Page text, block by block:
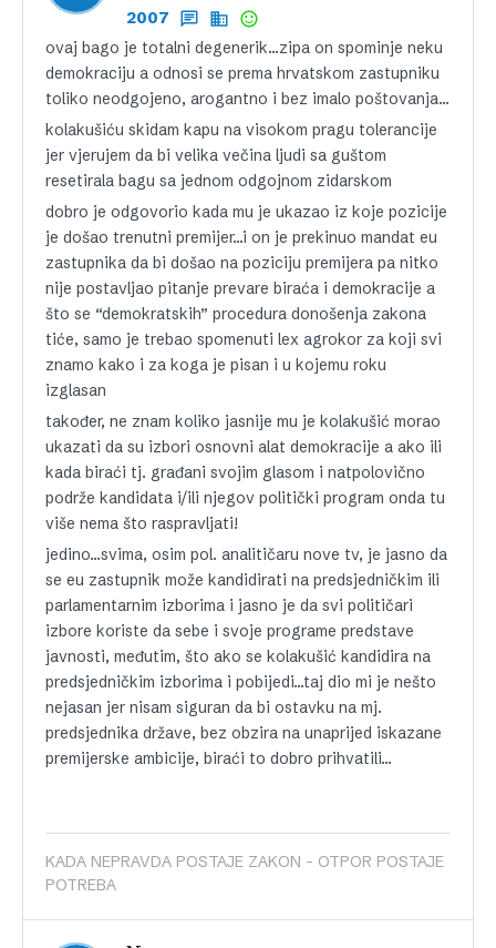
2007
ovaj bago je totalni degenerik…zipa on spominje neku
demokraciju a odnosi se prema hrvatskom zastupniku
toliko neodgojeno, arogantno i bez imalo poštovanja…
kolakušiću skidam kapu na visokom pragu tolerancije
jer vjerujem da bi velika večina ljudi sa guštom
resetirala bagu sa jednom odgojnom zidarskom
dobro je odgovorio kada mu je ukazao iz koje pozicije
je došao trenutni premijer…i on je prekinuo mandat eu
zastupnika da bi došao na poziciju premijera pa nitko
nije postavljao pitanje prevare biraća i demokracije a
što se “demokratskih” procedura donošenja zakona
tiće, samo je trebao spomenuti lex agrokor za koji svi
znamo kako i za koga je pisan i u kojemu roku
izglasan
također, ne znam koliko jasnije mu je kolakušić morao
ukazati da su izbori osnovni alat demokracije a ako ili
kada biraći tj. građani svojim glasom i natpolovično
podrže kandidata i/ili njegov politički program onda tu
više nema što raspravljati!
jedino…svima, osim pol. analitičaru nove tv, je jasno da
se eu zastupnik može kandidirati na predsjedničkim ili
parlamentarnim izborima i jasno je da svi političari
izbore koriste da sebe i svoje programe predstave
javnosti, međutim, što ako se kolakušić kandidira na
predsjedničkim izborima i pobijedi…taj dio mi je nešto
nejasan jer nisam siguran da bi ostavku na mj.
predsjednika države, bez obzira na unaprijed iskazane
premijerske ambicije, biraći to dobro prihvatili…
KADA NEPRAVDA POSTAJE ZAKON - OTPOR POSTAJE
POTREBA